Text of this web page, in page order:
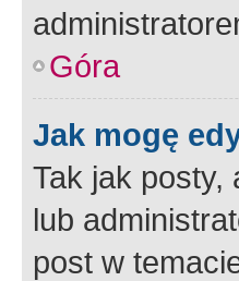
Góra
Jak mogę
Tak jak posty,
lub
post w